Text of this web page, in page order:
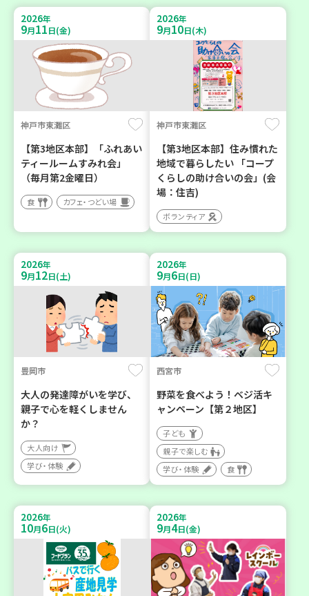
2026年
9月11日(金)
神戸市東灘区
【第3地区本部】「ふれあい
ティールームすみれ会」
（毎月第2金曜日）
食 カフェ・つどい場
2026年
9月10日(木)
神戸市東灘区
【第3地区本部】住み慣れた
地域で暮らしたい 「コープ
くらしの助け合いの会」(会
場：住吉)
ボランティア
2026年
9月12日(土)
豊岡市
大人の発達障がいを学び、
親子で心を軽くしません
か？
大人向け
学び・体験
2026年
9月6日(日)
西宮市
野菜を食べよう！ベジ活キ
ャンペーン【第２地区】
子ども
親子で楽しむ
学び・体験
食
2026年
10月6日(火)
2026年
9月4日(金)